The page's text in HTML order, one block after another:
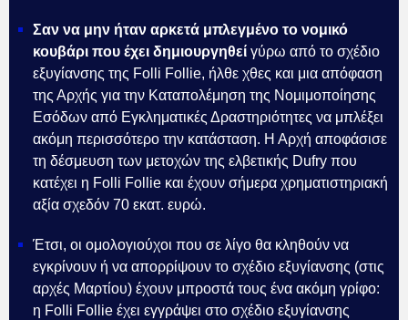
Σαν να μην ήταν αρκετά μπλεγμένο το νομικό
κουβάρι που έχει δημιουργηθεί γύρω από το σχέδιο
εξυγίανσης της Folli Follie, ήλθε χθες και μια απόφαση
της Αρχής για την Καταπολέμηση της Νομιμοποίησης
Εσόδων από Εγκληματικές Δραστηριότητες να μπλέξει
ακόμη περισσότερο την κατάσταση. Η Αρχή αποφάσισε
τη δέσμευση των μετοχών της ελβετικής Dufry που
κατέχει η Folli Follie και έχουν σήμερα χρηματιστηριακή
αξία σχεδόν 70 εκατ. ευρώ.
Έτσι, οι ομολογιούχοι που σε λίγο θα κληθούν να
εγκρίνουν ή να απορρίψουν το σχέδιο εξυγίανσης (στις
αρχές Μαρτίου) έχουν μπροστά τους ένα ακόμη γρίφο:
η Folli Follie έχει εγγράψει στο σχέδιο εξυγίανσης